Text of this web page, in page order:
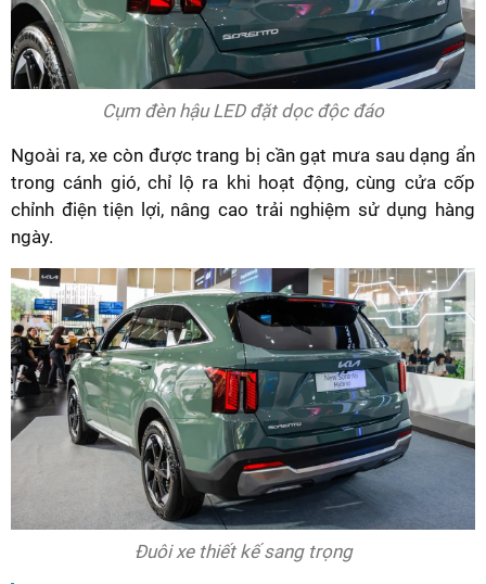
Cụm đèn hậu LED đặt dọc độc đáo
Ngoài ra, xe còn được trang bị cần gạt mưa sau dạng ẩn
trong cánh gió, chỉ lộ ra khi hoạt động, cùng cửa cốp
chỉnh điện tiện lợi, nâng cao trải nghiệm sử dụng hàng
ngày.
Đuôi xe thiết kế sang trọng